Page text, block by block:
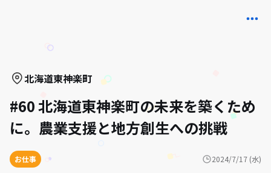
北海道東神楽町
#60 北海道東神楽町の未来を築くため
に。農業支援と地方創生への挑戦
お仕事 2024/7/17 (水)